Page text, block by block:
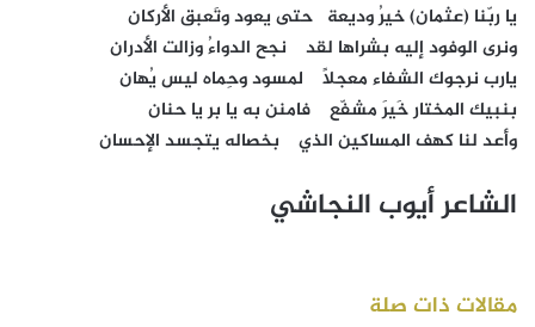
يا ربّنا (عثمان) خيرُ وديعة حتى يعود وتَعبق الأركان
ونرى الوفود إليه بشراها لقد نجح الدواءُ وزالت الأدران
يارب نرجوك الشفاء معجلاً لمسود وحِماه ليس يُهان
بنبيك المختار خَيرَ مشفّع فامنن به يا بر يا حنان
وأعد لنا كهف المساكين الذي بخصاله يتجسد الإحسان
الشاعر أيوب النجاشي
مقالات ذات صلة